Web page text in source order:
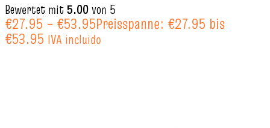
Bewertet mit5.00von 5
€27.95 – €53.95Preisspanne: €27.95 bis
€53.95 IVA incluido